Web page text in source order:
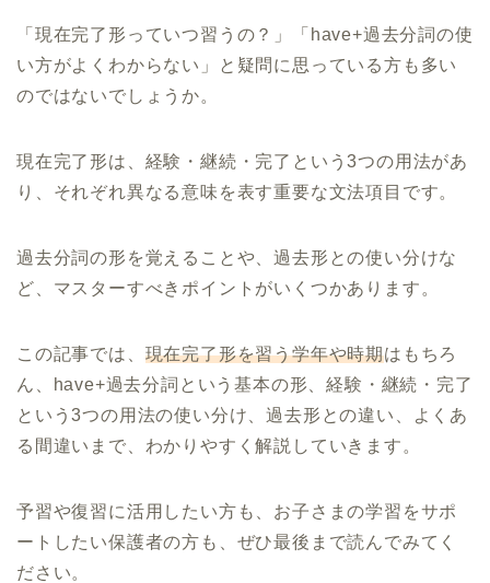
「現在完了形っていつ習うの？」「have+過去分詞の使
い方がよくわからない」と疑問に思っている方も多い
のではないでしょうか。
現在完了形は、経験・継続・完了という3つの用法があ
り、それぞれ異なる意味を表す重要な文法項目です。
過去分詞の形を覚えることや、過去形との使い分けな
ど、マスターすべきポイントがいくつかあります。
この記事では、 現在完了形を習う学年や時期はもちろ
ん、have+過去分詞という基本の形、経験・継続・完了
という3つの用法の使い分け、過去形との違い、よくあ
る間違いまで、わかりやすく解説していきます。
予習や復習に活用したい方も、お子さまの学習をサポ
ートしたい保護者の方も、ぜひ最後まで読んでみてく
ださい。